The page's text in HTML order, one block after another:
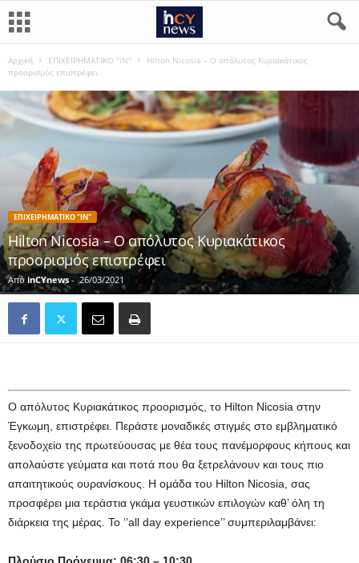
Αρχική ΕΠΙΧΕΙΡΗΜΑΤΙΚΟ "iN"
Hilton Nicosia – Ο απόλυτος Κυριακάτικος
προορισμός επιστρέφει
ΕΠΙΧΕΙΡΗΜΑΤΙΚΟ "IN"
Hilton Nicosia – Ο απόλυτος Κυριακάτικος
προορισμός επιστρέφει
Από inCYnews - 26/03/2021
Ο απόλυτος Κυριακάτικος προορισμός, το Hilton Nicosia στην
Έγκωμη, επιστρέφει. Περάστε μοναδικές στιγμές στο εμβληματικό
ξενοδοχείο της πρωτεύουσας με θέα τους πανέμορφους κήπους και
απολαύστε γεύματα και ποτά που θα ξετρελάνουν και τους πιο
απαιτητικούς ουρανίσκους. Η ομάδα του Hilton Nicosia, σας
προσφέρει μια τεράστια γκάμα γευστικών επιλογών καθ’ όλη τη
διάρκεια της μέρας. Το ‘’all day experience’’ συμπεριλαμβάνει: